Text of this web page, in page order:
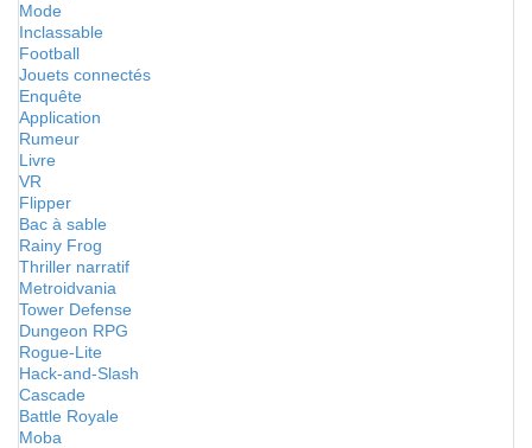
Mode
Inclassable
Football
Jouets connectés
Enquête
Application
Rumeur
Livre
VR
Flipper
Bac à sable
Rainy Frog
Thriller narratif
Metroidvania
Tower Defense
Dungeon RPG
Rogue-Lite
Hack-and-Slash
Cascade
Battle Royale
Moba